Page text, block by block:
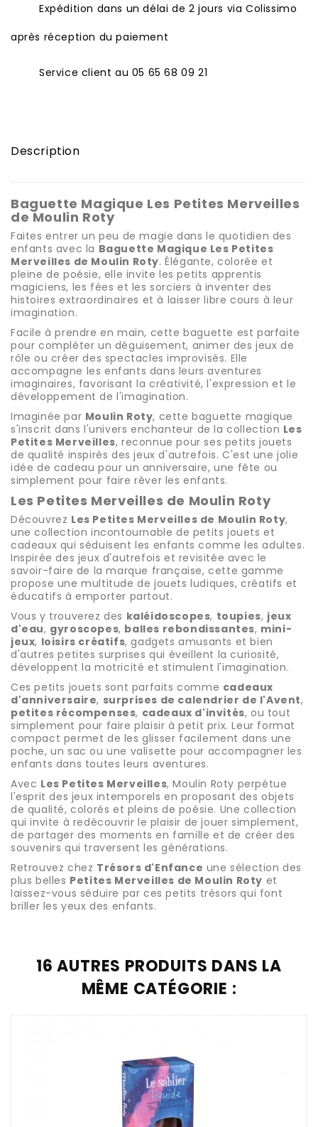
Expédition dans un délai de 2 jours via Colissimo
après réception du paiement
Service client au 05 65 68 09 21
Description
Baguette Magique Les Petites Merveilles
de Moulin Roty
Faites entrer un peu de magie dans le quotidien des
enfants avec la Baguette Magique Les Petites
Merveilles de Moulin Roty. Élégante, colorée et
pleine de poésie, elle invite les petits apprentis
magiciens, les fées et les sorciers à inventer des
histoires extraordinaires et à laisser libre cours à leur
imagination.
Facile à prendre en main, cette baguette est parfaite
pour compléter un déguisement, animer des jeux de
rôle ou créer des spectacles improvisés. Elle
accompagne les enfants dans leurs aventures
imaginaires, favorisant la créativité, l'expression et le
développement de l'imagination.
Imaginée par Moulin Roty, cette baguette magique
s'inscrit dans l'univers enchanteur de la collection Les
Petites Merveilles, reconnue pour ses petits jouets
de qualité inspirés des jeux d'autrefois. C'est une jolie
idée de cadeau pour un anniversaire, une fête ou
simplement pour faire rêver les enfants.
Les Petites Merveilles de Moulin Roty
Découvrez Les Petites Merveilles de Moulin Roty,
une collection incontournable de petits jouets et
cadeaux qui séduisent les enfants comme les adultes.
Inspirée des jeux d'autrefois et revisitée avec le
savoir-faire de la marque française, cette gamme
propose une multitude de jouets ludiques, créatifs et
éducatifs à emporter partout.
Vous y trouverez des kaléidoscopes, toupies, jeux
d'eau, gyroscopes, balles rebondissantes, mini-
jeux, loisirs créatifs, gadgets amusants et bien
d'autres petites surprises qui éveillent la curiosité,
développent la motricité et stimulent l'imagination.
Ces petits jouets sont parfaits comme cadeaux
d'anniversaire, surprises de calendrier de l'Avent,
petites récompenses, cadeaux d'invités, ou tout
simplement pour faire plaisir à petit prix. Leur format
compact permet de les glisser facilement dans une
poche, un sac ou une valisette pour accompagner les
enfants dans toutes leurs aventures.
Avec Les Petites Merveilles, Moulin Roty perpétue
l'esprit des jeux intemporels en proposant des objets
de qualité, colorés et pleins de poésie. Une collection
qui invite à redécouvrir le plaisir de jouer simplement,
de partager des moments en famille et de créer des
souvenirs qui traversent les générations.
Retrouvez chez Trésors d'Enfance une sélection des
plus belles Petites Merveilles de Moulin Roty et
laissez-vous séduire par ces petits trésors qui font
briller les yeux des enfants.
16 AUTRES PRODUITS DANS LA
MÊME CATÉGORIE :